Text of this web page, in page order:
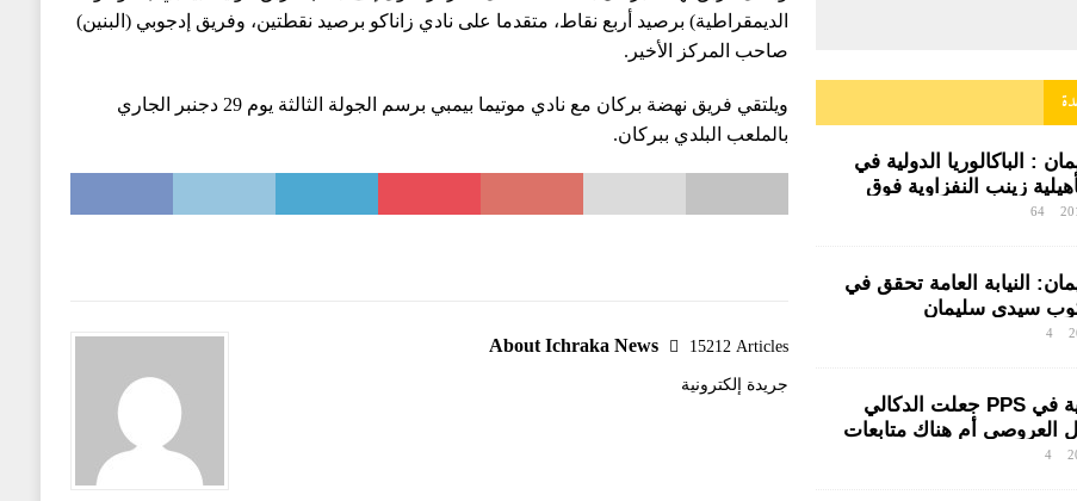
الديمقراطية) برصيد أربع نقاط، متقدما على نادي زاناكو برصيد نقطتين، وفريق إدجوبي (البنين)
صاحب المركز الأخير.
ويلتقي فريق نهضة بركان مع نادي موتيما بيمبي برسم الجولة الثالثة يوم 29 دجنبر الجاري
بالملعب البلدي ببركان.
About Ichraka News 15212 Articles
جريدة إلكترونية
: الباكالوريا الدولية في
زينب النفزاوية فوق
64
النيابة العامة تحقق في
سيدي سليمان
ينتفضون ضد المتورطين4
هل الرفاقية في PPS جعلت الدكالي
العروصي أم هناك متابعات
خلفية اختلالات التسيير
4